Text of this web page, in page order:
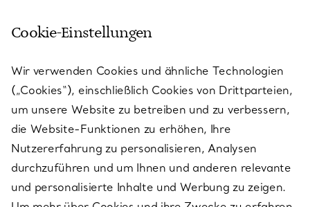
KUNDENSERVICE
SERVICES
ÜBER TIFFANY & CO.
Cookie-Einstellungen
Wir verwenden Cookies und ähnliche Technologien
(„Cookies“), einschließlich Cookies von Drittparteien,
um unsere Website zu betreiben und zu verbessern,
die Website-Funktionen zu erhöhen, Ihre
Nutzererfahrung zu personalisieren, Analysen
durchzuführen und um Ihnen und anderen relevante
und personalisierte Inhalte und Werbung zu zeigen.